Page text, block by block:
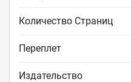
Количество Страниц
Переплет
Издательство